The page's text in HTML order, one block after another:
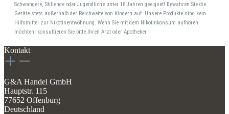
Schwangere, Stillende oder Jugendliche unter 18 Jahren geeignet! Bewahren Sie die
Geräte stets außerhalb der Reichweite von Kindern auf. Unsere Produkte sind kein
Hilfsmittel zur Nikotinentwöhnung. Wenn Sie mit dem Nikotinkonsum aufhören
möchten, konsultieren Sie bitte Ihren Arzt oder Apotheker.
Kontakt
G&A Handel GmbH
Hauptstr. 115
77652 Offenburg
Deutschland